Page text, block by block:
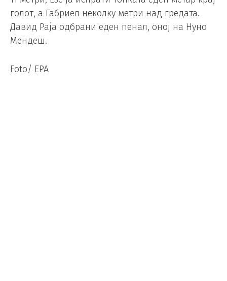
голот, а Габриел неколку метри над гредата.
Давид Раја одбрани еден пенал, оној на Нуно
Мендеш.
Foto/ EPA